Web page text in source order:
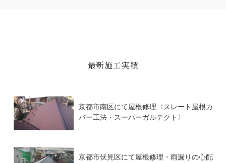
最新施工実績
京都市南区にて屋根修理〈スレート屋根カ
バー工法・スーパーガルテクト〉
京都市伏見区にて屋根修理・雨漏りの心配